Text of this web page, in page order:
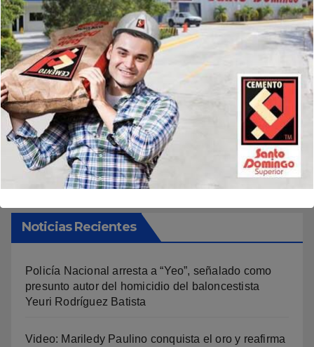
Buscar
Buscar
Noticias Recientes
Policía Nacional arresta a “Yeo”, señalado como
presunto autor del homicidio del baloncestista
Yeuri Rodríguez Batista
Video: Mariledy Paulino conquista el oro y reafirma